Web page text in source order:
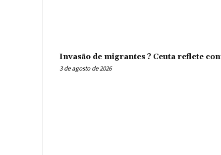
Invasão de migrantes ? Ceuta reflete
3 de agosto de 2026